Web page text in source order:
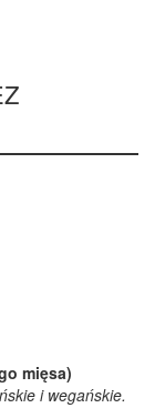
mięsa)
i wegańskie.